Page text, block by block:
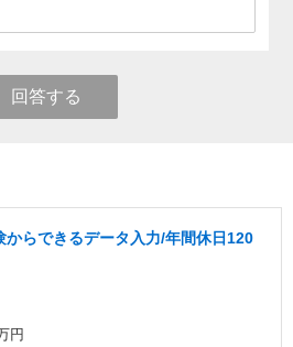
回答する
からできるデータ入力/年間休日120
円